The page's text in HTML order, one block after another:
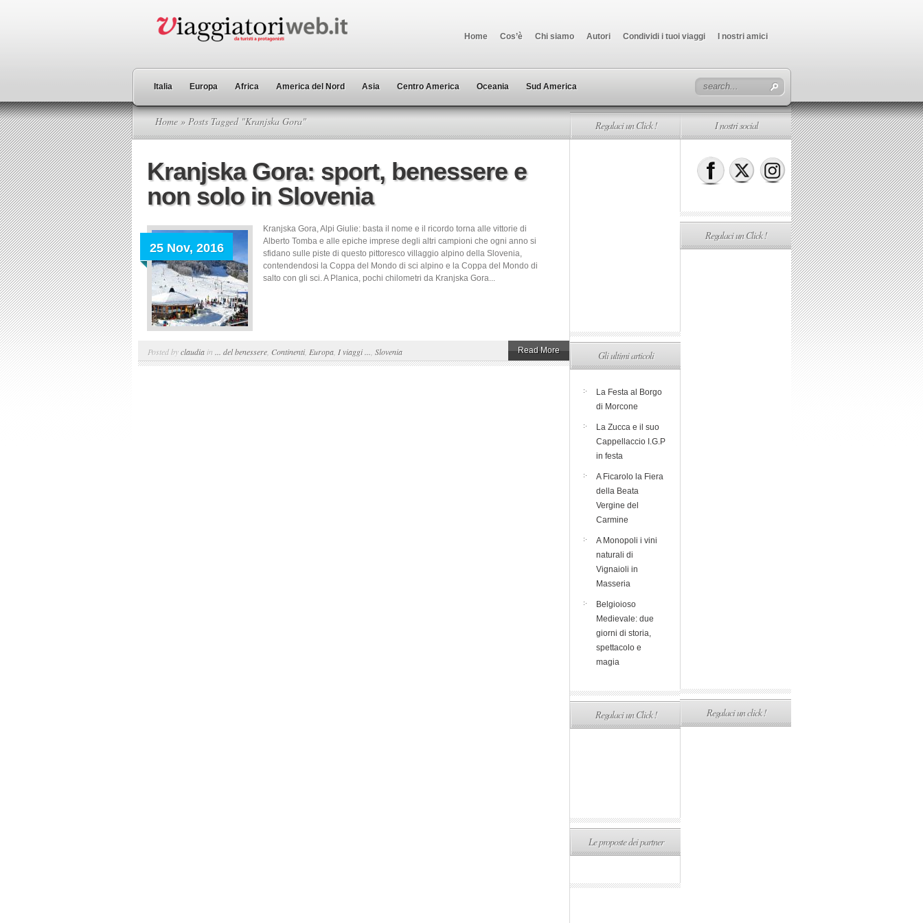
Home Cos’è Chi siamo Autori Condividi i tuoi viaggi I nostri amici
Italia Europa Africa America del Nord Asia Centro America Oceania Sud America
Home » Posts Tagged "Kranjska Gora"
Kranjska Gora: sport, benessere e
non solo in Slovenia
25 Nov, 2016
Kranjska Gora, Alpi Giulie: basta il nome e il ricordo torna alle vittorie di
Alberto Tomba e alle epiche imprese degli altri campioni che ogni anno si
sfidano sulle piste di questo pittoresco villaggio alpino della Slovenia,
contendendosi la Coppa del Mondo di sci alpino e la Coppa del Mondo di
salto con gli sci. A Planica, pochi chilometri da Kranjska Gora...
Posted byclaudia in ... del benessere Continenti, Europa I viaggi ... Slovenia Read More
Regalaci un Click !
Gli ultimi articoli
La Festa al Borgo
di Morcone
La Zucca e il suo
Cappellaccio I.G.P
in festa
A Ficarolo la Fiera
della Beata
Vergine del
Carmine
A Monopoli i vini
naturali di
Vignaioli in
Masseria
Belgioioso
Medievale: due
giorni di storia,
spettacolo e
magia
Regalaci un Click !
Le proposte dei partner
I nostri social
Regalaci un Click !
Regalaci un click !